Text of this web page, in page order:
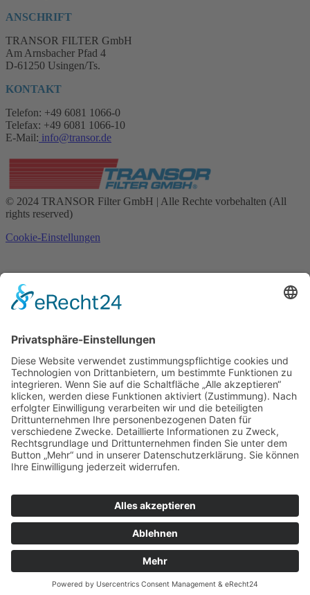
ANSCHRIFT
TRANSOR FILTER GmbH
Am Arnsbacher Pfad 4
D-61250 Usingen/Ts.
KONTAKT
Telefon: +49 6081 1066-0
Telefax: +49 6081 1066-10
E-Mail: info@transor.de
© 2024 TRANSOR Filter GmbH | Alle Rechte vorbehalten (All
rights reserved)
Cookie-Einstellungen